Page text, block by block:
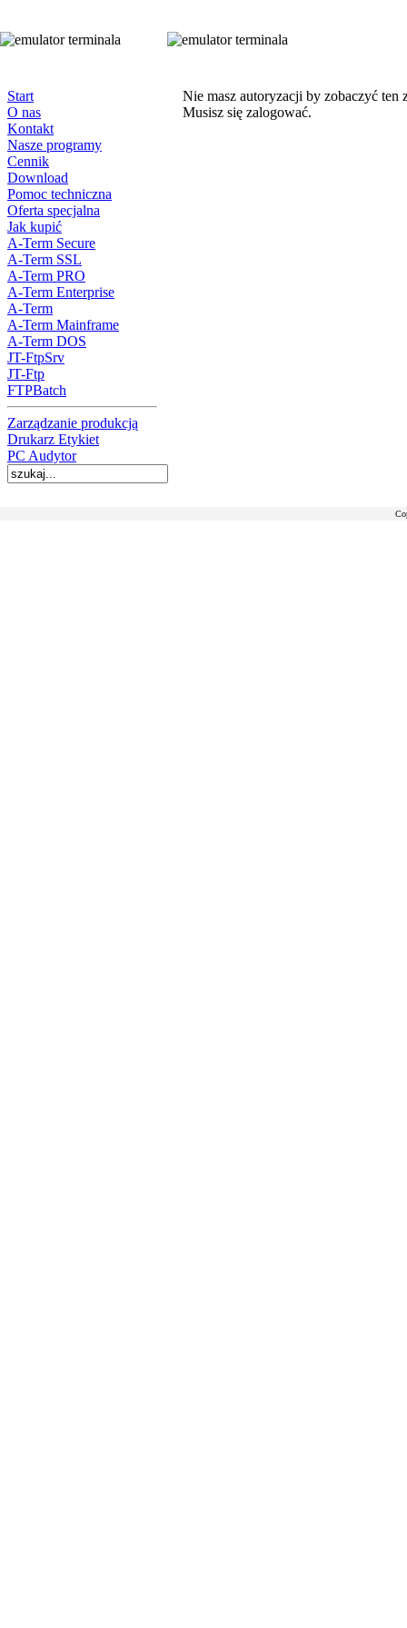
Start
O nas
Kontakt
Nasze programy
Cennik
Download
Pomoc techniczna
Oferta specjalna
Jak kupić
A-Term Secure
A-Term SSL
A-Term PRO
A-Term Enterprise
A-Term
A-Term Mainframe
A-Term DOS
JT-FtpSrv
JT-Ftp
FTPBatch
Zarządzanie produkcją
Drukarz Etykiet
PC Audytor
Nie masz autoryzacji by zobaczyć ten
Musisz się zalogować.